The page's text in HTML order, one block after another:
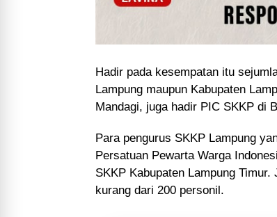
Hadir pada kesempatan itu
Lampung maupun Kabupaten
Mandagi, juga hadir PIC SKKP di
Para pengurus SKKP Lampung
Persatuan Pewarta Warga
SKKP Kabupaten Lampung
kurang dari 200 personil.